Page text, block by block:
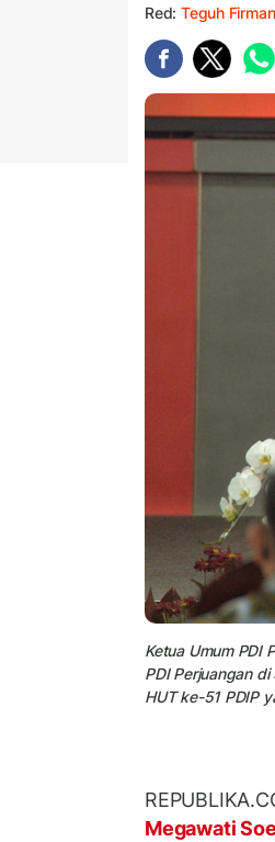
Red: Teguh
Ketua Umum PDI
PDI Perjuangan
HUT ke-51 PDIP
Megawati